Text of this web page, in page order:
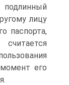
лицу
паспорта,
считается
его